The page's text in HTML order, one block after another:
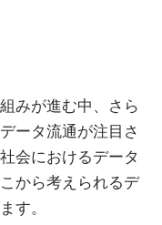
みが進む中、さら
ータ流通が注目さ
会におけるデータ
から考えられるデ
す。